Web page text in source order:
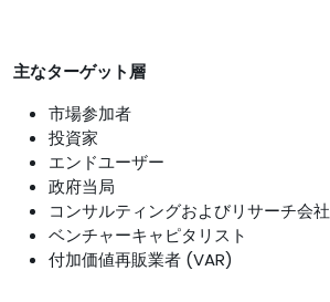
主なターゲット層
市場参加者
投資家
エンドユーザー
政府当局
コンサルティングおよびリサーチ会社
ベンチャーキャピタリスト
付加価値再販業者 (VAR)